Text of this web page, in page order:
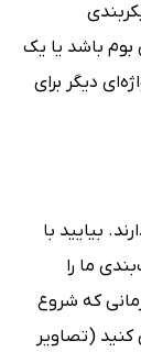
بوم باشد یا یک
دیگر برای
بیایید با
ما را
که شروع
کنید (تصاویر